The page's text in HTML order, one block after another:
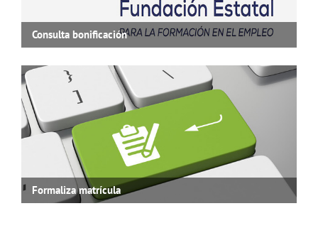
Consulta bonificación
Formaliza matrícula